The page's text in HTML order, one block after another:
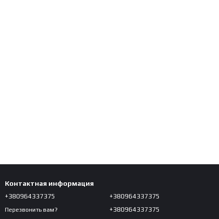
Контактная информация
+380964337375
Перезвонить вам?
+380964337375
+380964337375